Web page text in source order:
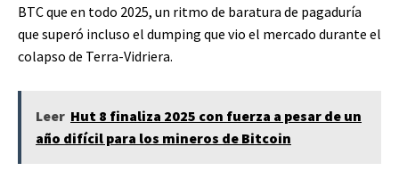
BTCque en todo 2025, un ritmo de baratura de pagaduría
que superó incluso el dumping que vio el mercado durante el
colapso de Terra-Vidriera.
Leer Hut 8 finaliza 2025 con fuerza a pesar de un
año difícil para los mineros de Bitcoin